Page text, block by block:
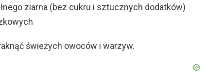
ziarna (bez cukru i sztucznych dodatków)
świeżych owoców i warzyw.